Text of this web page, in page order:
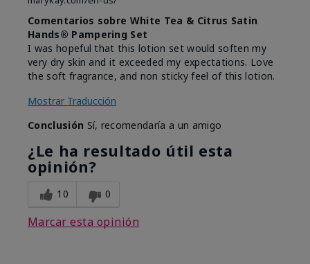
Comentarios sobre White Tea & Citrus Satin
Hands® Pampering Set
I was hopeful that this lotion set would soften my
very dry skin and it exceeded my expectations. Love
the soft fragrance, and non sticky feel of this lotion.
Mostrar Traducción
Conclusión Sí, recomendaría a un amigo
¿Le ha resultado útil esta
opinión?
10 0
Marcar esta opinión